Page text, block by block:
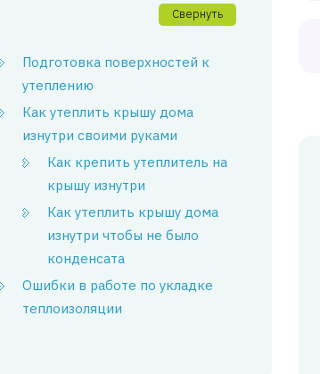
Свернуть
Подготовка поверхностей к
утеплению
Как утеплить крышу дома
изнутри своими руками
Как крепить утеплитель на
крышу изнутри
Как утеплить крышу дома
изнутри чтобы не было
конденсата
Ошибки в работе по укладке
теплоизоляции